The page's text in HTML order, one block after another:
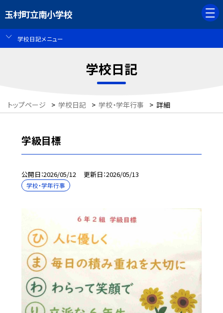
玉村町立南小学校
学校日記メニュー
学校日記
トップページ > 学校日記 > 学校・学年行事 > 詳細
学級目標
公開日 2026/05/12 更新日 2026/05/13
学校・学年行事